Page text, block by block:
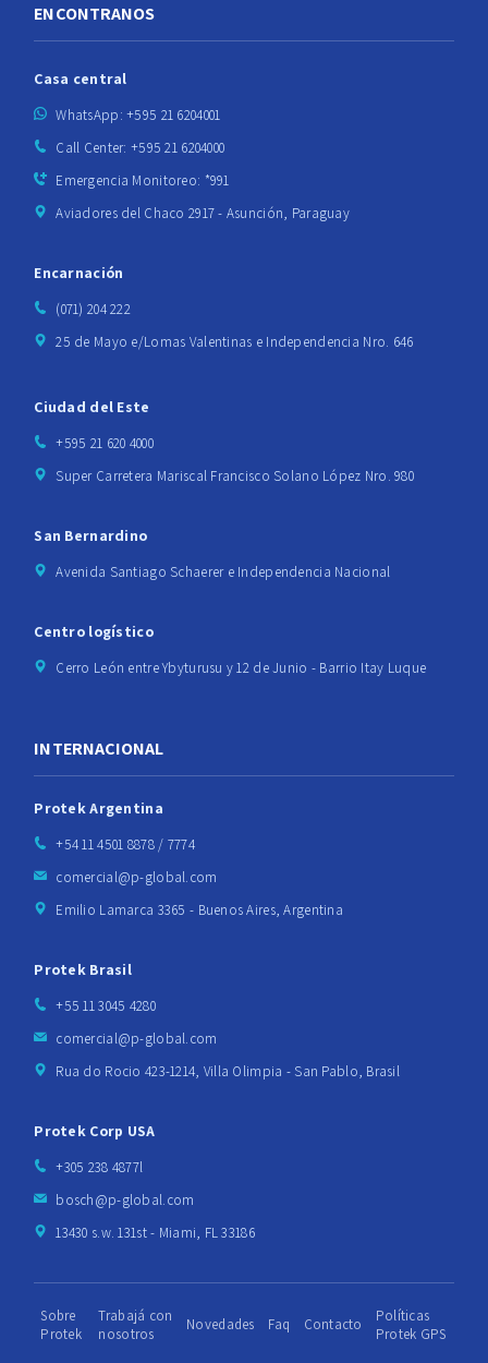
ENCONTRANOS
Casa central
WhatsApp: +595 21 6204001
Call Center: +595 21 6204000
Emergencia Monitoreo: *991
Aviadores del Chaco 2917 - Asunción, Paraguay
Encarnación
(071) 204 222
25 de Mayo e/Lomas Valentinas e Independencia Nro. 646
Ciudad del Este
+595 21 620 4000
Super Carretera Mariscal Francisco Solano López Nro. 980
San Bernardino
Avenida Santiago Schaerer e Independencia Nacional
Centro logístico
Cerro León entre Ybyturusu y 12 de Junio - Barrio Itay Luque
INTERNACIONAL
Protek Argentina
+54 11 4501 8878 / 7774
comercial@p-global.com
Emilio Lamarca 3365 - Buenos Aires, Argentina
Protek Brasil
+55 11 3045 4280
comercial@p-global.com
Rua do Rocio 423-1214, Villa Olimpia - San Pablo, Brasil
Protek Corp USA
+305 238 4877l
bosch@p-global.com
13430 s.w. 131st - Miami, FL 33186
Sobre
Protek
Trabajá con
nosotros
Novedades Faq Contacto
Políticas
Protek GPS